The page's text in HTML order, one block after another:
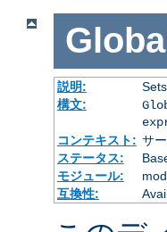
説明:
構文:
コンテキスト: サ
ステータス:
モジュール:
互換性: